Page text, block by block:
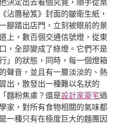
決定出去看個究竟，順手從桌
沾醬秘笈》封面的皺衛生紙，
腳踏出店門，立刻被眼前的景
上，數百個交通信號燈，從東
，全部變成了綠燈。它們不是
」的狀態，同時，每一個燈箱
聲音，並且有一層淡淡的、熱
出，散發出一種難以名狀的
麵粉焦慮？還是設計家豪宅過
家，對所有食物相關的氣味都
一種只有在極度巨大的麵團因